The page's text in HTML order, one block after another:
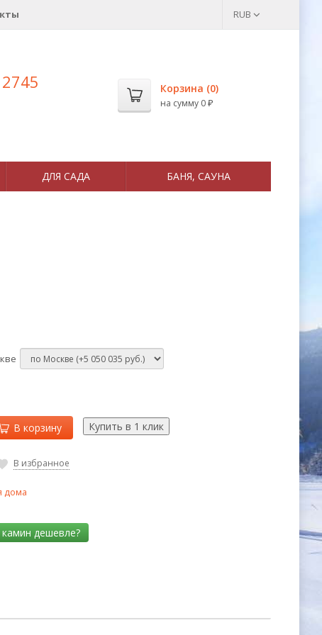
RUB
Корзина (0)
на сумму 0 ₽
ДЛЯ САДА БАНЯ, САУНА
В корзину
В избранное
дома